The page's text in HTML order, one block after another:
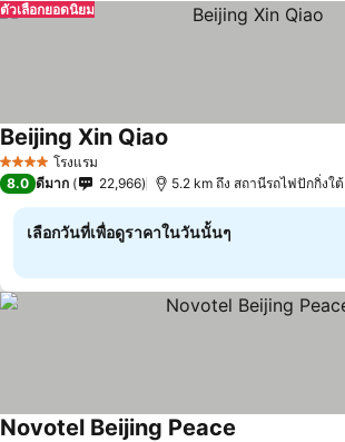
ตัวเลือกยอดนิยม
4 ดาว โรงแรม
Beijing Xin Qiao
8.0 ดีมาก 22,966 5.2 km ถึง สถานีรถไฟปักกิ่งใต้
เลือกวันที่เพื่อดูราคาในวันนั้นๆ
Novotel Beijing Peace